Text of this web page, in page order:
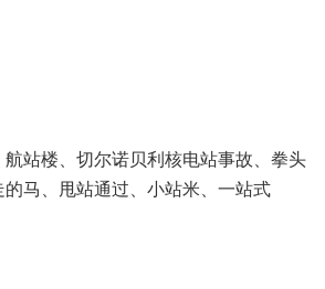
站楼、切尔诺贝利核电站事故、拳头
马、甩站通过、小站米、一站式